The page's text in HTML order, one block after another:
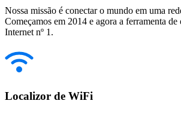
Nossa missão é conectar o mundo em uma
Começamos em 2014 e agora a ferramenta de
Internet nº 1.
Localizor de WiFi